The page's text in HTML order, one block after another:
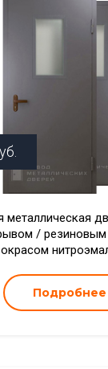
металлическая
/ резиновым
окрасом
Подробнее